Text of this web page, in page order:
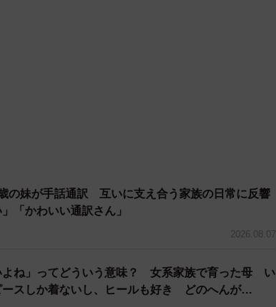
から家事を分担しているのであれば、帰省先でも自
に言えば、日常生活で家事をしないパパが帰省先で
ます」と説明。
揮するパパの様子も聞かれたことから、家事にこだ
てみてはどうでしょうか」と提案しています。
の妹が手話通訳 互いに支え合う家族の日常に反響
「かわいい通訳さん」
2026.08.07
よね」ってどういう意味？ 女系家族で育った母 い
ースしか着ないし、ヒールも好き どのへんが…